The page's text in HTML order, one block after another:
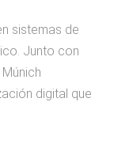
sistemas de
Junto con
digital que